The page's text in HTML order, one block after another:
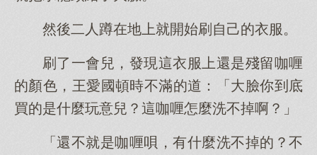
然後二人蹲在地上就開始刷自己的衣服。
刷了一會兒，發現這衣服上還是殘留咖喱
的顏色，王愛國頓時不滿的道：「大臉你到底
買的是什麼玩意兒？這咖喱怎麼洗不掉啊？」
「還不就是咖喱唄，有什麼洗不掉的？不